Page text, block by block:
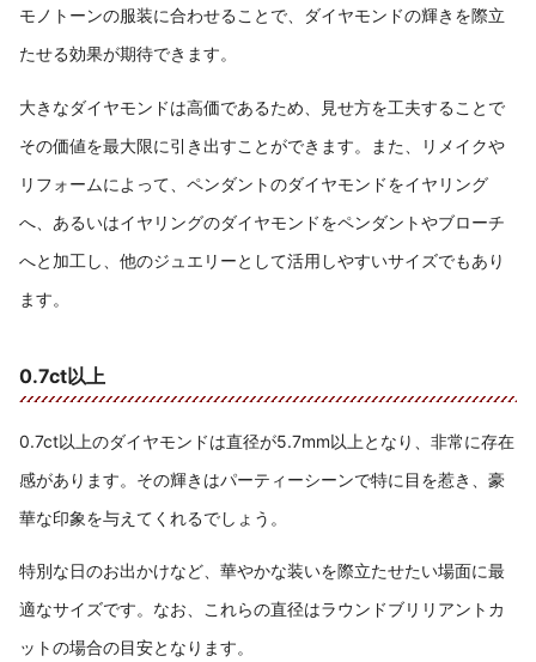
モノトーンの服装に合わせることで、ダイヤモンドの輝きを際立
たせる効果が期待できます。
大きなダイヤモンドは高価であるため、見せ方を工夫することで
その価値を最大限に引き出すことができます。また、リメイクや
リフォームによって、ペンダントのダイヤモンドをイヤリング
へ、あるいはイヤリングのダイヤモンドをペンダントやブローチ
へと加工し、他のジュエリーとして活用しやすいサイズでもあり
ます。
0.7ct以上
0.7ct以上のダイヤモンドは直径が5.7mm以上となり、非常に存在
感があります。その輝きはパーティーシーンで特に目を惹き、豪
華な印象を与えてくれるでしょう。
特別な日のお出かけなど、華やかな装いを際立たせたい場面に最
適なサイズです。なお、これらの直径はラウンドブリリアントカ
ットの場合の目安となります。